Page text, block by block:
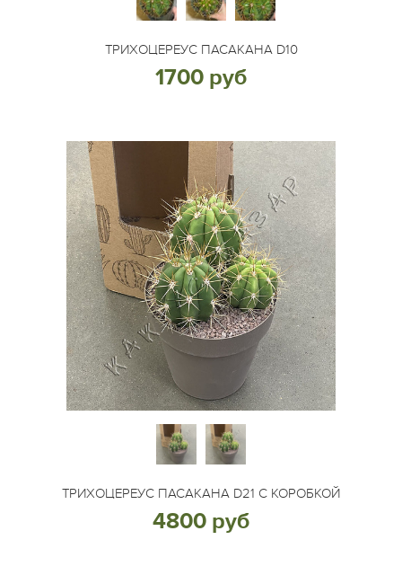
ТРИХОЦЕРЕУС ПАСАКАНА D10
1700 руб
ТРИХОЦЕРЕУС ПАСАКАНА D21 С КОРОБКОЙ
4800 руб